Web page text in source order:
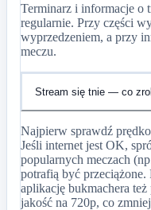
Terminarz i informacje o
regularnie. Przy części
wyprzedzeniem, a przy
meczu.
Stream się tnie — co
Najpierw sprawdź
Jeśli internet jest OK,
popularnych meczach
potrafią być przeciążone.
aplikację bukmachera
jakość na 720p, co